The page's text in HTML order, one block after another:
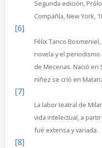
Segunda edición,
Compañía, New York,
[6]
Félix Tanco
novela y el
de Mecenas. Nació en
niñez se crió en
[7]
La labor teatral de
vida intelectual, a
fué extensa y variada.
[8]